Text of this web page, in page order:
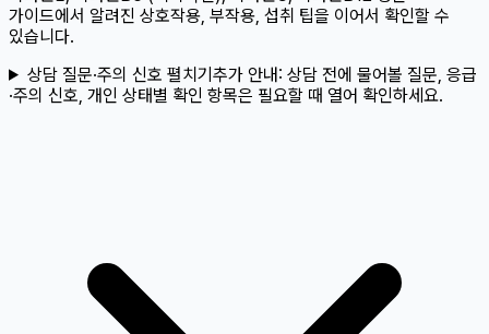
가이드에서 알려진 상호작용, 부작용, 섭취 팁을 이어서 확인할 수
있습니다.
상담 질문·주의 신호 펼치기추가 안내: 상담 전에 물어볼 질문, 응급
·주의 신호, 개인 상태별 확인 항목은 필요할 때 열어 확인하세요.